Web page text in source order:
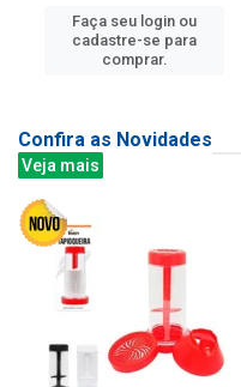
Faça seu login ou
cadastre-se para
comprar.
Confira as Novidades
Veja mais